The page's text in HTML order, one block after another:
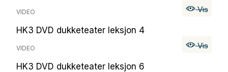
VIDEO Vis
HK3 DVD dukketeater leksjon 4
VIDEO Vis
HK3 DVD dukketeater leksjon 6